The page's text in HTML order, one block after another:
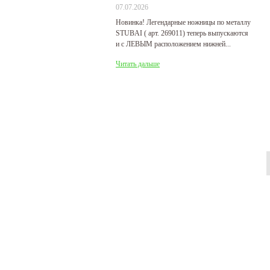
07.07.2026
Новинка! Легендарные ножницы по металлу
STUBAI ( арт. 269011) теперь выпускаются
и с ЛЕВЫМ расположением нижней...
Читать дальше